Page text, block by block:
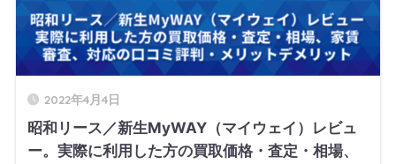
2022年4月4日
昭和リース／新生MyWAY（マイウェイ）レビュ
ー。実際に利用した方の買取価格・査定・相場、